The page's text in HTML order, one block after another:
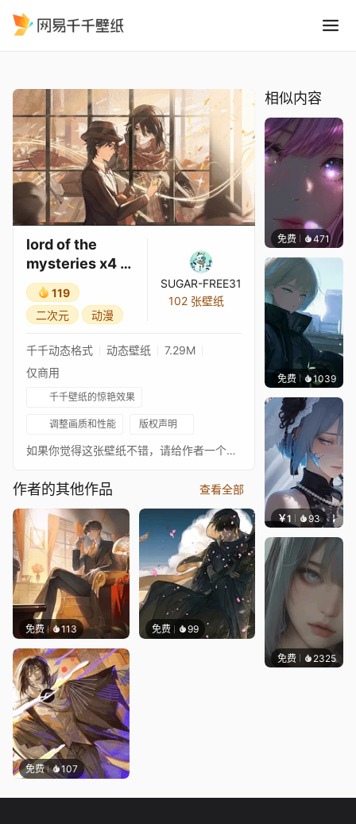
lord of the
mysteries x4 -
zo6
119
二次元
动漫
SUGAR-FREE31
102 张壁纸
千千动态格式 动态壁纸
7.29M
仅商用
千千壁纸的惊艳效果
调整画质和性能 版权声明
如果你觉得这张壁纸不错，请给作者一个好评，非常感谢！！*_*
作者的其他作品 查看全部
免费 113 免费 99
免费 107
相似内容
免费 471辰东
免费 1039辰东
￥1 93 辰东
免费 2325辰东